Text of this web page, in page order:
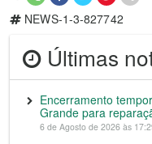
NEWS-1-3-827742
Últimas
Encerramento
Grande para
6 de Agosto de 2026 às